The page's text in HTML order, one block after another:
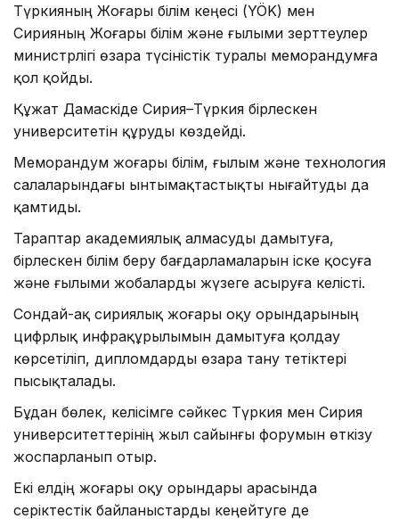
Түркияның Жоғары білім кеңесі (YÖK) мен
Сирияның Жоғары білім және ғылыми зерттеулер
министрлігі өзара түсіністік туралы меморандумға
қол қойды.
Құжат Дамаскіде Сирия–Түркия бірлескен
университетін құруды көздейді.
Меморандум жоғары білім, ғылым және технология
салаларындағы ынтымақтастықты нығайтуды да
қамтиды.
Тараптар академиялық алмасуды дамытуға,
бірлескен білім беру бағдарламаларын іске қосуға
және ғылыми жобаларды жүзеге асыруға келісті.
Сондай-ақ сириялық жоғары оқу орындарының
цифрлық инфрақұрылымын дамытуға қолдау
көрсетіліп, дипломдарды өзара тану тетіктері
пысықталады.
Бұдан бөлек, келісімге сәйкес Түркия мен Сирия
университеттерінің жыл сайынғы форумын өткізу
жоспарланып отыр.
Екі елдің жоғары оқу орындары арасында
серіктестік байланыстарды кеңейтуге де